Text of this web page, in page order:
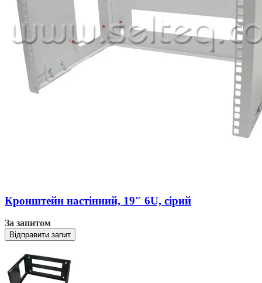
Кронштейн настінний, 19″ 6U, сірий
За запитом
Відправити запит